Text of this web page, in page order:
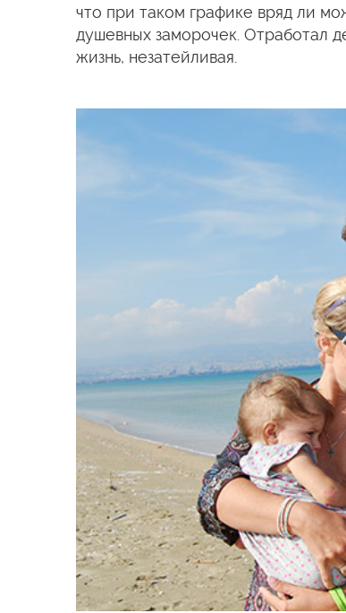
что при таком графике вряд ли
душевных заморочек. Отработал
жизнь, незатейливая.